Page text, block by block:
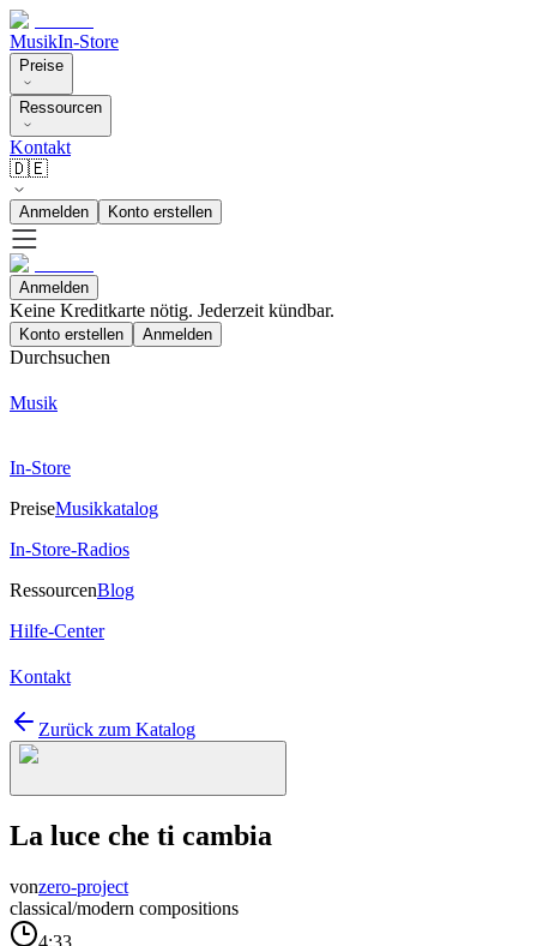
MusikIn-Store
Preise
Ressourcen
Kontakt
🇩🇪
Anmelden Konto erstellen
Anmelden
Keine Kreditkarte nötig. Jederzeit kündbar.
Konto erstellen Anmelden
Durchsuchen
Musik
In-Store
PreiseMusikkatalog
In-Store-Radios
RessourcenBlog
Hilfe-Center
Kontakt
Zurück zum Katalog
La luce che ti cambia
vonzero-project
classical/modern compositions
4:33